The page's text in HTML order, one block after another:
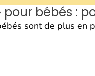
bébés :
sont de plus